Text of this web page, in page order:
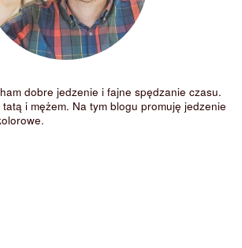
dobre jedzenie i fajne spędzanie czasu.
i mężem. Na tym blogu promuję jedzenie